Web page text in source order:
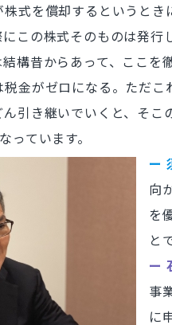
式を償却するというと
この株式そのものは発
構昔からあって、ここ
金がゼロになる。ただ
引き継いでいくと、そ
っています。
ー
向
を
と
ー
事
に